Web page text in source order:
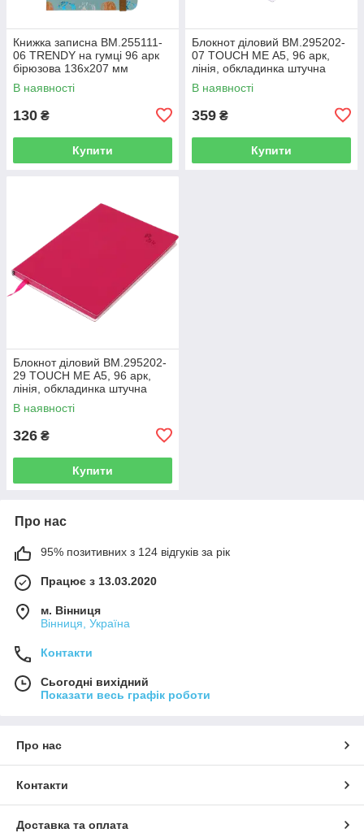
Книжка записна BM.255111-
06 TRENDY на гумці 96 арк
бірюзова 136х207 мм
клітинка(10)
В наявності
130 ₴
Купити
Блокнот діловий BM.295202-
07 TOUCH ME А5, 96 арк,
лінія, обкладинка штучна
шкіра, фіолетовий (50)
В наявності
359 ₴
Купити
Блокнот діловий BM.295202-
29 TOUCH ME А5, 96 арк,
лінія, обкладинка штучна
шкіра, малиновий (50)
В наявності
326 ₴
Купити
Про нас
95% позитивних з 124 відгуків за рік
Працює з 13.03.2020
м. Вінниця
Вінниця, Україна
Контакти
Сьогодні вихідний
Показати весь графік роботи
Про нас
Контакти
Доставка та оплата